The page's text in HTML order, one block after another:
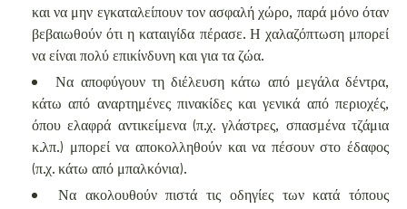
και να μην εγκαταλείπουν τον ασφαλή χώρο, παρά μόνο όταν
βεβαιωθούν ότι η καταιγίδα πέρασε. Η χαλαζόπτωση μπορεί
να είναι πολύ επικίνδυνη και για τα ζώα.
Να αποφύγουν τη διέλευση κάτω από μεγάλα δέντρα,
κάτω από αναρτημένες πινακίδες και γενικά από περιοχές,
όπου ελαφρά αντικείμενα (π.χ. γλάστρες, σπασμένα τζάμια
κ.λπ.) μπορεί να αποκολληθούν και να πέσουν στο έδαφος
(π.χ. κάτω από μπαλκόνια).
Να ακολουθούν πιστά τις οδηγίες των κατά τόπους